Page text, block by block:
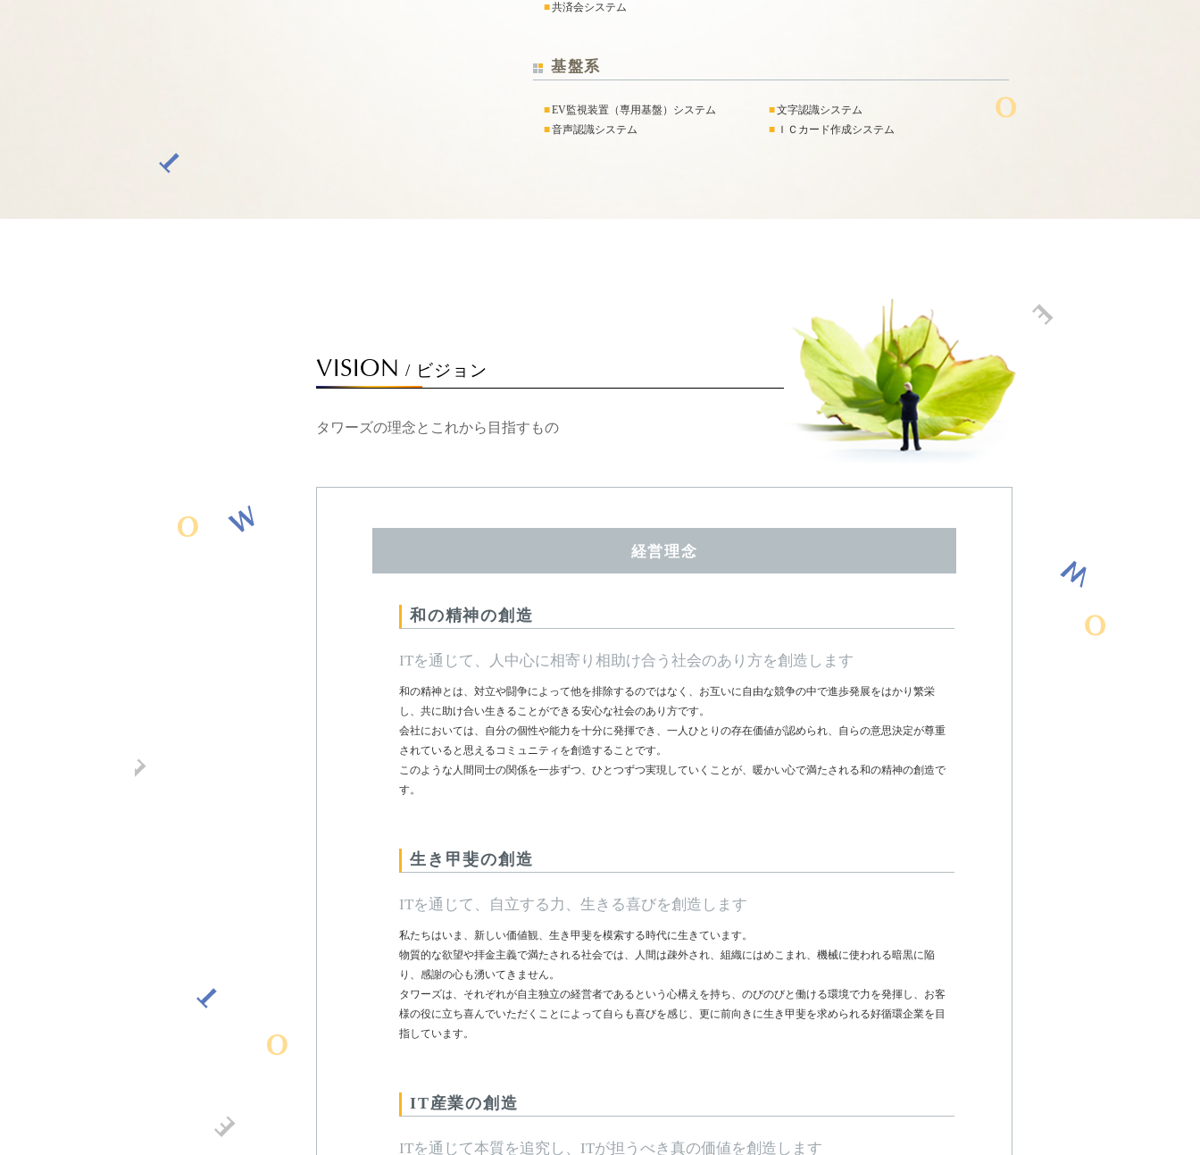
■共済会システム
基盤系
■EV監視装置（専用基盤）システム ■文字認識システム
■音声認識システム ■ ＩＣカード作成システム
VISION / ビジョン
タワーズの理念とこれから目指すもの
経営理念
和の精神の創造
ITを通じて、人中心に相寄り相助け合う社会のあり方を創造します
和の精神とは、対立や闘争によって他を排除するのではなく、お互いに自由な競争の中で進歩発展をはかり繁栄
し、共に助け合い生きることができる安心な社会のあり方です。
会社においては、自分の個性や能力を十分に発揮でき、一人ひとりの存在価値が認められ、自らの意思決定が尊重
されていると思えるコミュニティを創造することです。
このような人間同士の関係を一歩ずつ、ひとつずつ実現していくことが、暖かい心で満たされる和の精神の創造で
す。
生き甲斐の創造
ITを通じて、自立する力、生きる喜びを創造します
私たちはいま、新しい価値観、生き甲斐を模索する時代に生きています。
物質的な欲望や拝金主義で満たされる社会では、人間は疎外され、組織にはめこまれ、機械に使われる暗黒に陥
り、感謝の心も湧いてきません。
タワーズは、それぞれが自主独立の経営者であるという心構えを持ち、のびのびと働ける環境で力を発揮し、お客
様の役に立ち喜んでいただくことによって自らも喜びを感じ、更に前向きに生き甲斐を求められる好循環企業を目
指しています。
IT産業の創造
ITを通じて本質を追究し、ITが担うべき真の価値を創造します